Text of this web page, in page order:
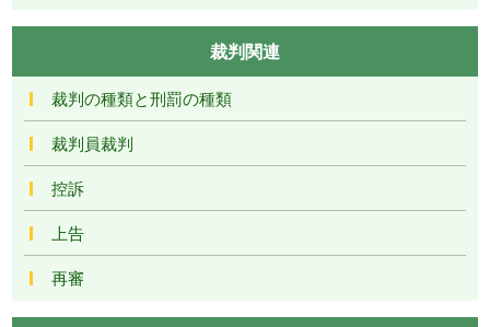
裁判関連
裁判の種類と刑罰の種類
裁判員裁判
控訴
上告
再審